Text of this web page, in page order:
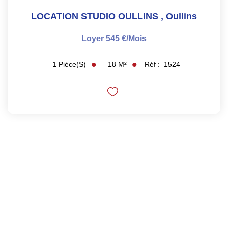
LOCATION STUDIO OULLINS , Oullins
Loyer 545 €/mois
1 Pièce(s) 18 M² Réf : 1524